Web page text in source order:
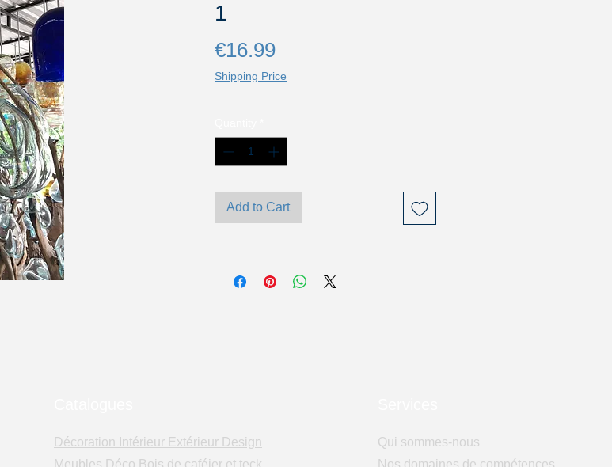
1
€16.99Price
Shipping Price
Add to Cart
Décoration Intérieur Extérieur Design
Meubles Déco Bois de caféier et teck
Qui sommes-nous
Nos domaines de compétences